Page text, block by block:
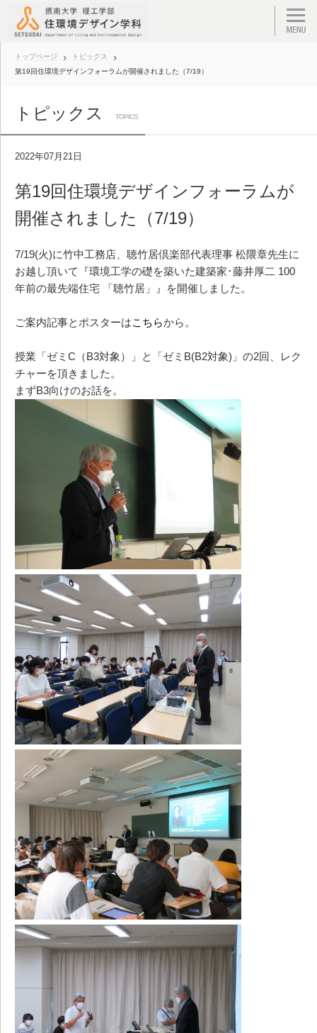
トップページ
トピックス
第19回住環境デザインフォーラムが開催されました（7/19）
トピックス TOPICS
2022年07月21日
第19回住環境デザインフォーラムが
開催されました（7/19）
7/19(火)に竹中工務店、聴竹居倶楽部代表理事 松隈章先生に
お越し頂いて『環境工学の礎を築いた建築家･藤井厚二 100
年前の最先端住宅 「聴竹居」』を開催しました。
ご案内記事とポスターはこちらから。
授業「ゼミC（B3対象）」と「ゼミB(B2対象)」の2回、レク
チャーを頂きました。
まずB3向けのお話を。